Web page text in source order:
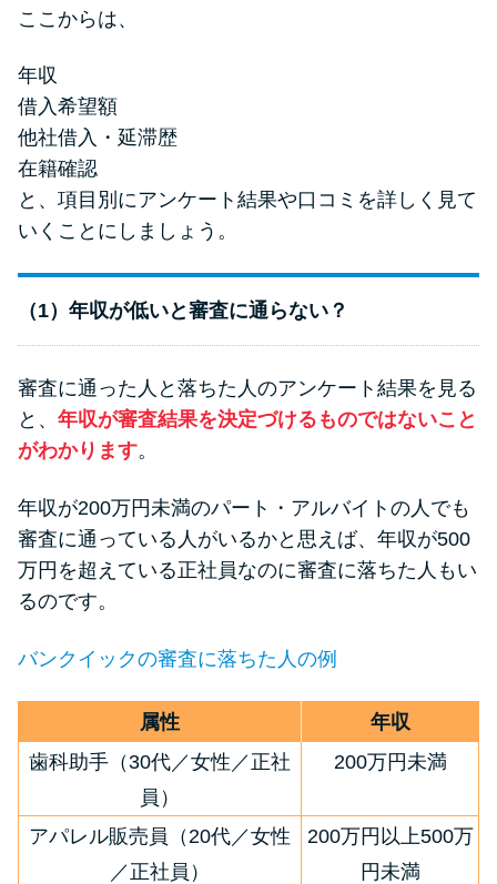
学生がお金を借りる方法があ
る？
学生がお金を借りる方法は？親
を解説
ソフト闇金とは？悪質な手口に
は要注意！
の対処法
申し込みブラックとは?判断の目
ブラックでもお金を借りるに
は？3つの判断基準と工面法
アコムはブラックでも審査に通
る？ 自分がブラックか確かめる
方法
ここからは、
年収
借入希望額
他社借入・延滞歴
在籍確認
と、項目別にアンケート結果や口コミを詳しく見て
いくことにしましょう。
（1）年収が低いと審査に通らない？
審査に通った人と落ちた人のアンケート結果を見る
と、 年収が審査結果を決定づけるものではないこと
がわかります。
年収が200万円未満のパート・アルバイトの人でも
審査に通っている人がいるかと思えば、年収が500
万円を超えている正社員なのに審査に落ちた人もい
るのです。
バンクイックの審査に落ちた人の例
属性
年収
歯科助手（30代／女性／正社
員）
200万円未満
アパレル販売員（20代／女性
／正社員）
200万円以上500万
円未満